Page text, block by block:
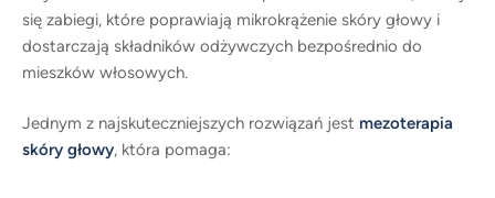
się zabiegi, które poprawiają mikrokrążenie skóry głowy i
dostarczają składników odżywczych bezpośrednio do
mieszków włosowych.
Jednym z najskuteczniejszych rozwiązań jest mezoterapia
skóry głowy, która pomaga: